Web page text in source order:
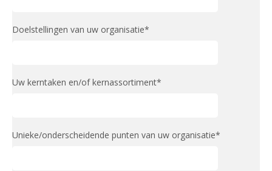
Doelstellingen van uw organisatie*
Uw kerntaken en/of kernassortiment*
Unieke/onderscheidende punten van uw organisatie*